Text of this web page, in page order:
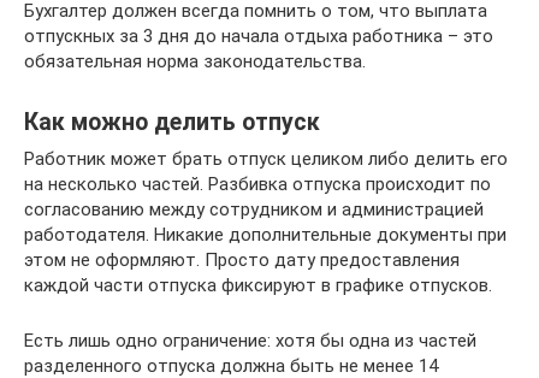
Бухгалтер должен всегда помнить о том, что выплата
отпускных за 3 дня до начала отдыха работника – это
обязательная норма законодательства.
Как можно делить отпуск
Работник может брать отпуск целиком либо делить его
на несколько частей. Разбивка отпуска происходит по
согласованию между сотрудником и администрацией
работодателя. Никакие дополнительные документы при
этом не оформляют. Просто дату предоставления
каждой части отпуска фиксируют в графике отпусков.
Есть лишь одно ограничение: хотя бы одна из частей
разделенного отпуска должна быть не менее 14